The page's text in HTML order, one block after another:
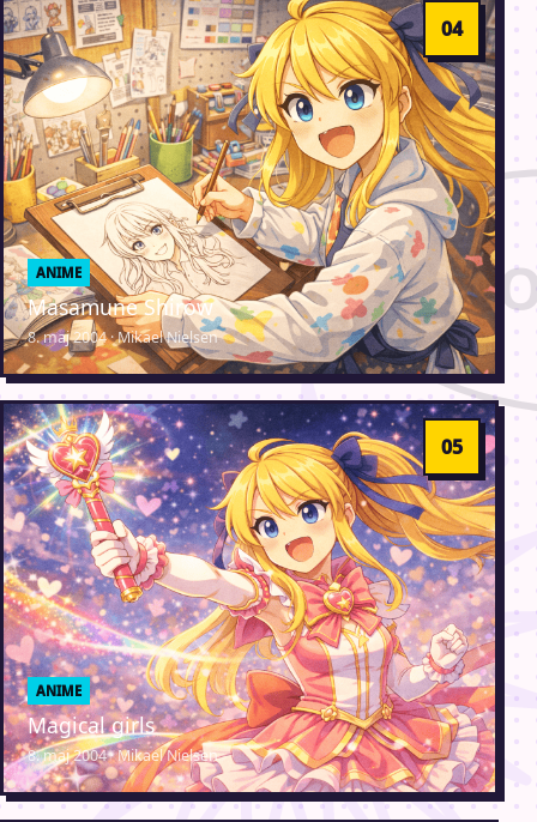
ANIME
Masamune Shirow
8. maj 2004 · Mikael Nielsen
ANIME
Magical girls
8. maj 2004 · Mikael Nielsen